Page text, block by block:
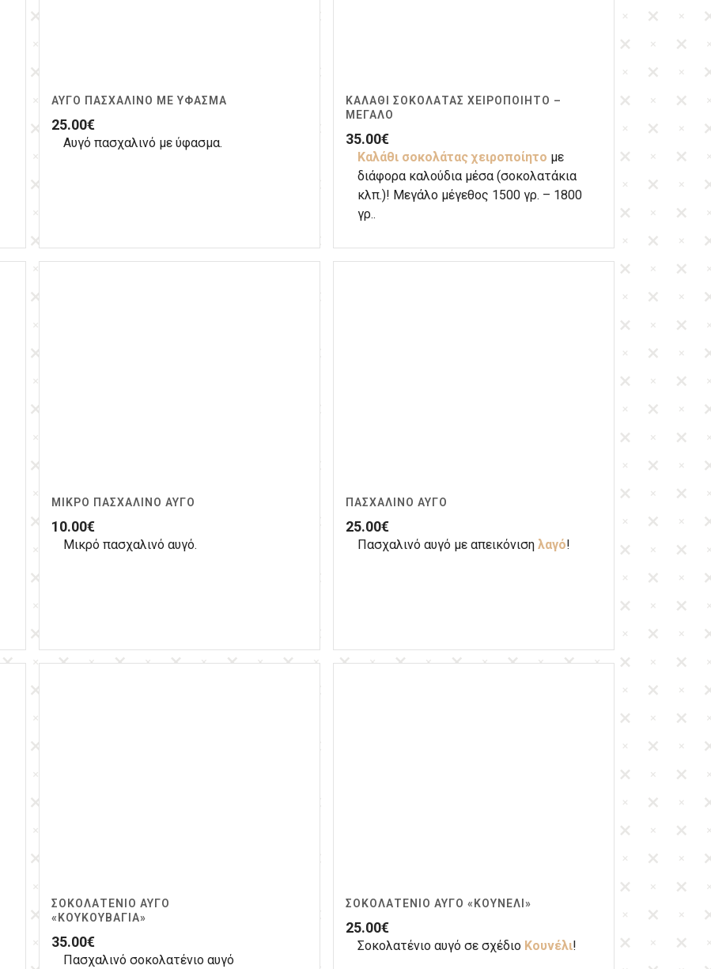
ΑΥΓΌ ΠΑΣΧΑΛΙΝΌ ΜΕ ΎΦΑΣΜΑ
25.00€
Αυγό πασχαλινό με ύφασμα.
ΚΑΛΆΘΙ ΣΟΚΟΛΆΤΑΣ ΧΕΙΡΟΠΟΊΗΤΟ –
ΜΕΓΆΛΟ
35.00€
Καλάθι σοκολάτας χειροποίητο με
διάφορα καλούδια μέσα (σοκολατάκια
κλπ.)! Μεγάλο μέγεθος 1500 γρ. – 1800
γρ..
ΜΙΚΡΌ ΠΑΣΧΑΛΙΝΌ ΑΥΓΌ
10.00€
Μικρό πασχαλινό αυγό.
ΠΑΣΧΑΛΙΝΌ ΑΥΓΌ
25.00€
Πασχαλινό αυγό με απεικόνιση λαγό!
ΣΟΚΟΛΑΤΈΝΙΟ ΑΥΓΌ
«ΚΟΥΚΟΥΒΆΓΙΑ»
35.00€
Πασχαλινό σοκολατένιο αυγό
ΣΟΚΟΛΑΤΈΝΙΟ ΑΥΓΌ «ΚΟΥΝΈΛΙ»
25.00€
Σοκολατένιο αυγό σε σχέδιο Κουνέλι!